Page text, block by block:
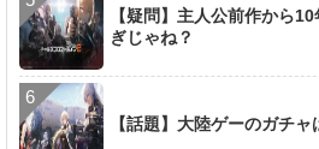
【疑問】主人公前作から
ぎじゃね？
【話題】大陸ゲーのガチ